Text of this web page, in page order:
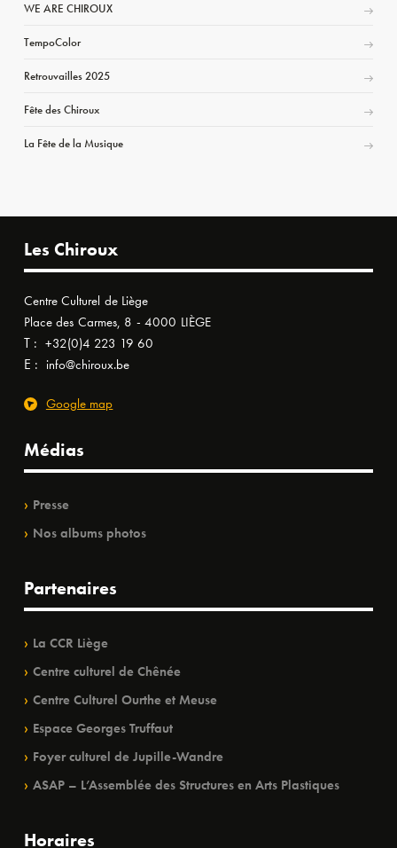
WE ARE CHIROUX
TempoColor
Retrouvailles 2025
Fête des Chiroux
La Fête de la Musique
Les Chiroux
Centre Culturel de Liège
Place des Carmes, 8 - 4000 LIÈGE
T : +32(0)4 223 19 60
E : info@chiroux.be
Google map
Médias
Presse
Nos albums photos
Partenaires
La CCR Liège
Centre culturel de Chênée
Centre Culturel Ourthe et Meuse
Espace Georges Truffaut
Foyer culturel de Jupille-Wandre
ASAP – L’Assemblée des Structures en Arts Plastiques
Horaires